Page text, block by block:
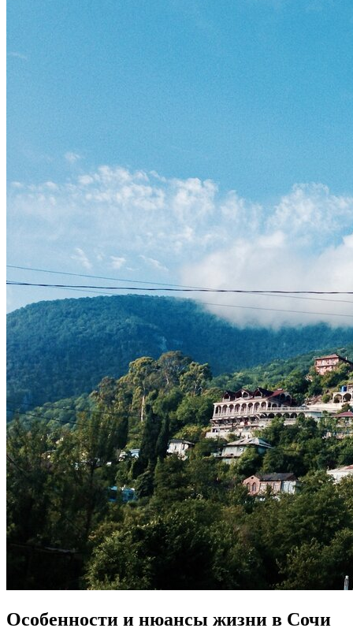
Особенности и нюансы жизни в Сочи